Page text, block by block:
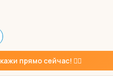
прямо сейчас! 👇🏼